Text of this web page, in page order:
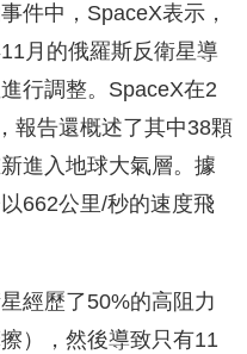
件中，SpaceX表示，
月的俄羅斯反衛星導
行調整。SpaceX在2
報告還概述了其中38顆
進入地球大氣層。據
662公里/秒的速度飛
經歷了50%的高阻力
），然後導致只有11